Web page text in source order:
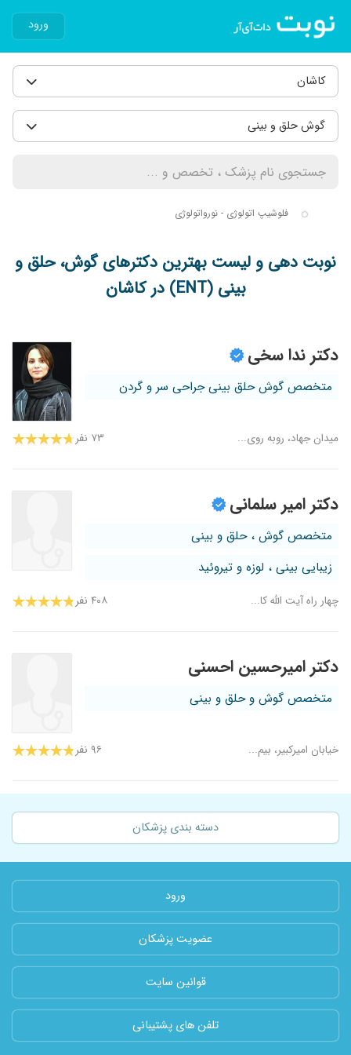
ورود
کاشان
گوش حلق و بینی
فلوشیپ اتولوژی - نورواتولوژی
نوبت دهی و لیست بهترین دکترهای گوش، حلق و
بینی (ENT) در کاشان
دکتر ندا سخی
متخصص گوش حلق بینی جراحی سر و گردن
میدان جهاد، روبه روی... ۷۳ نفر
دکتر امیر سلمانی
متخصص گوش ، حلق و بینی
زیبایی بینی ، لوزه و تیروئید
چهار راه آیت الله کا... ۴۰۸ نفر
دکتر امیرحسین احسنی
متخصص گوش و حلق و بینی
خیابان امیرکبیر، بیم... ۹۶ نفر
دسته بندی پزشکان
ورود
عضویت پزشکان
قوانین سایت
تلفن های پشتیبانی